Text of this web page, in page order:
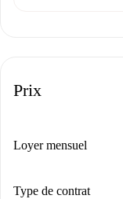
Prix
Loyer mensuel
Type de contrat